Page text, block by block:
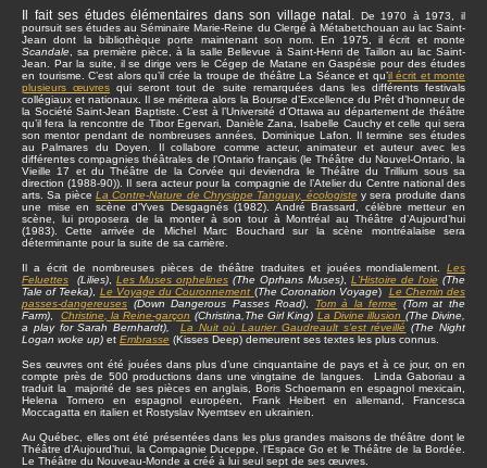
Il fait ses études élémentaires dans son village natal.
De 1970 à 1973, il
poursuit ses études au Séminaire Marie-Reine du Clergé à Métabetchouan au lac Saint-
Jean dont la bibliothèque porte maintenant son nom. En 1975, il écrit et monte
Scandale , sa première pièce, à la salle Bellevue à Saint-Henri de Taillon au lac Saint-
Jean. Par la suite, il se dirige vers le Cégep de Matane en Gaspésie pour des études
en tourisme. C’est alors qu’il crée la troupe de théâtre La Séance et qu’il écrit et monte
plusieurs œuvres qui seront tout de suite remarquées dans les différents festivals
collégiaux et nationaux. Il se méritera alors la Bourse d’Excellence du Prêt d’honneur de
la Société Saint-Jean Baptiste. C’est à l’Université d’Ottawa au département de théâtre
qu’il fera la rencontre de Tibor Egervari, Danièle Zana, Isabelle Cauchy et celle qui sera
son mentor pendant de nombreuses années, Dominique Lafon. Il termine ses études
au Palmares du Doyen. Il collabore comme acteur, animateur et auteur avec les
différentes compagnies théâtrales de l’Ontario français (le Théâtre du Nouvel-Ontario, la
Vieille 17 et du Théâtre de la Corvée qui deviendra le Théâtre du Trillium sous sa
direction (1988-90)). Il sera acteur pour la compagnie de l’Atelier du Centre national des
arts. Sa pièce La Contre-Nature de Chrysippe Tanguay, écologiste y sera produite dans
une mise en scène d’Yves Desgagnés (1982). André Brassard, célèbre metteur en
scène, lui proposera de la monter à son tour à Montréal au Théâtre d’Aujourd’hui
(1983). Cette arrivée de Michel Marc Bouchard sur la scène montréalaise sera
déterminante pour la suite de sa carrière.
Il a écrit de nombreuses pièces de théâtre traduites et jouées mondialement. Les
Feluettes (Lilies) Les Muses orphelines (The Oprhans Muses) L'Histoire de l'oie (The
Tale of Teeka)
Le Voyage du Couronnement (The Coronation Voyage) Le Chemin des
passes-dangereuses (Down Dangerous Passes Road) Tom à la ferme
(Tom at the
Farm)
Christine , la Reine-garçon (Christina,The Girl King) La Divine illusion (The Divine,
a play for Sarah Bernhardt),
La Nuit où Laurier Gaudreault s’est réveillé (The Night
Logan woke up) et Embrasse (Kisses Deep) demeurent ses textes les plus connus.
Ses œuvres ont été jouées dans plus d’une cinquantaine de pays et à ce jour, on en
compte près de 500 productions dans une vingtaine de langues. Linda Gaboriau a
traduit la majorité de ses pièces en anglais, Boris Schoemann en espagnol mexicain,
Helena Tornero en espagnol européen, Frank Heibert en allemand, Francesca
Moccagatta en italien et Rostyslav Nyemtsev en ukrainien.
Au Québec, elles ont été présentées dans les plus grandes maisons de théâtre dont le
Théâtre d’Aujourd’hui, la Compagnie Duceppe, l’Espace Go et le Théâtre de la Bordée.
Le Théâtre du Nouveau-Monde a créé à lui seul sept de ses œuvres.